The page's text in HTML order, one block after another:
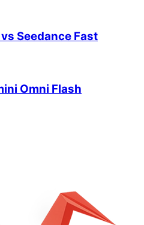
vs Seedance Fast
Omni Flash